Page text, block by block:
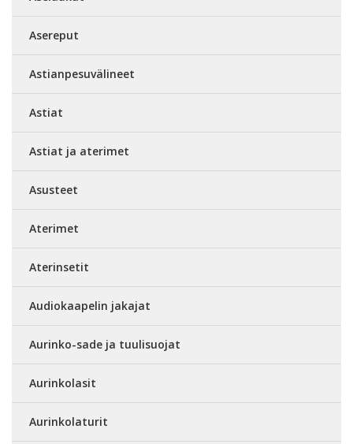
Asereput
Astianpesuvälineet
Astiat
Astiat ja aterimet
Asusteet
Aterimet
Aterinsetit
Audiokaapelin jakajat
Aurinko-sade ja tuulisuojat
Aurinkolasit
Aurinkolaturit